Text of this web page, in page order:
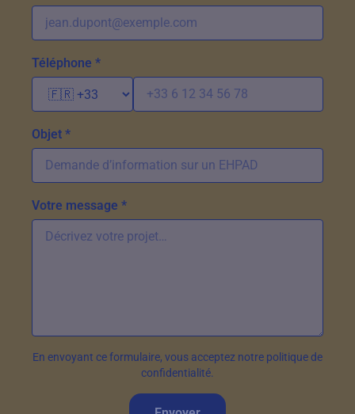
Téléphone *
Objet *
Votre message *
En envoyant ce formulaire, vous acceptez notre politique de
confidentialité.